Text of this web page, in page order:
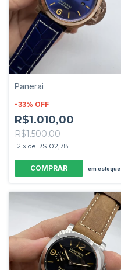
Panerai
-33% OFF
R$1.010,00
R$1.500,00
12 x de R$102,78
em estoque